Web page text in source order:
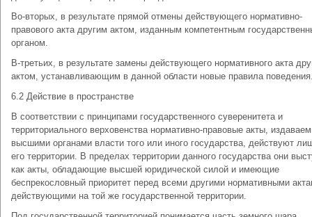
Во-вторых, в результате прямой отмены действующего нормативно-
правового акта другим актом, изданным компетентным
органом.
В-третьих, в результате замены действующего нормативного акта
актом, устанавливающим в данной области новые правила
6.2 Действие в пространстве
В соответствии с принципами государственного суверенитета и
территориального верховенства нормативно-правовые акты,
высшими органами власти того или иного государства, действуют
его территории. В пределах территории данного государства они
как акты, обладающие высшей юридической силой и имеющие
беспрекословный приоритет перед всеми другими нормативными
действующими на той же государственной территории.